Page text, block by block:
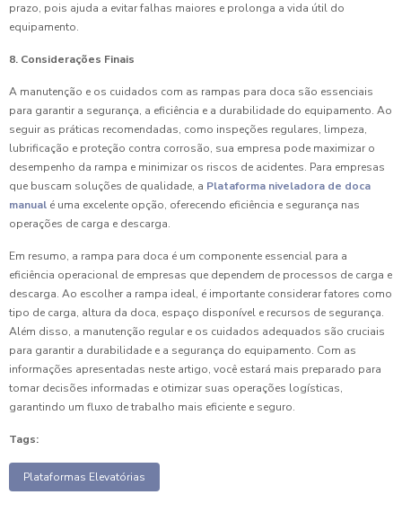
prazo, pois ajuda a evitar falhas maiores e prolonga a vida útil do
equipamento.
8. Considerações Finais
A manutenção e os cuidados com as rampas para doca são essenciais
para garantir a segurança, a eficiência e a durabilidade do equipamento. Ao
seguir as práticas recomendadas, como inspeções regulares, limpeza,
lubrificação e proteção contra corrosão, sua empresa pode maximizar o
desempenho da rampa e minimizar os riscos de acidentes. Para empresas
que buscam soluções de qualidade, a Plataforma niveladora de doca
manual é uma excelente opção, oferecendo eficiência e segurança nas
operações de carga e descarga.
Em resumo, a rampa para doca é um componente essencial para a
eficiência operacional de empresas que dependem de processos de carga e
descarga. Ao escolher a rampa ideal, é importante considerar fatores como
tipo de carga, altura da doca, espaço disponível e recursos de segurança.
Além disso, a manutenção regular e os cuidados adequados são cruciais
para garantir a durabilidade e a segurança do equipamento. Com as
informações apresentadas neste artigo, você estará mais preparado para
tomar decisões informadas e otimizar suas operações logísticas,
garantindo um fluxo de trabalho mais eficiente e seguro.
Tags:
Plataformas Elevatórias